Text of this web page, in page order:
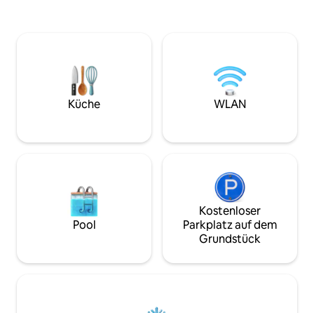
Abendessen an.
Küche WLAN
Pool
Kostenloser
Parkplatz auf dem
Grundstück